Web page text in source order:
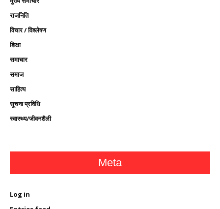
राजनिति
विचार / विश्लेषण
शिक्षा
समाचार
समाज
साहित्य
सूचना प्रविधि
स्वास्थ्य/जीवनशैली
Meta
Log in